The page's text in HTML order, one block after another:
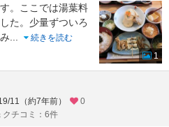
。ここでは湯葉料
た。少量ずついろ
続きを読む
1
11（約7年前）
0
クチコミ：6件